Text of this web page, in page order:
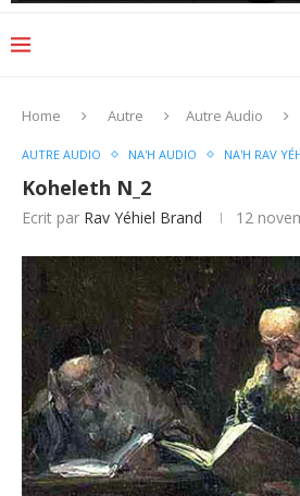
Home Autre Autre Audio
AUTRE AUDIO NA'H AUDIO NA'H RAV
Koheleth N_2
Ecrit par Rav Yéhiel Brand 12